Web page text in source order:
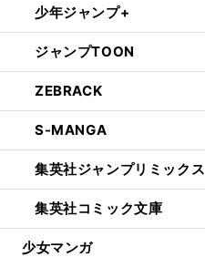
少年ジャンプ+
ジャンプTOON
ZEBRACK
S-MANGA
集英社ジャンプリミックス
集英社コミック文庫
少女マンガ